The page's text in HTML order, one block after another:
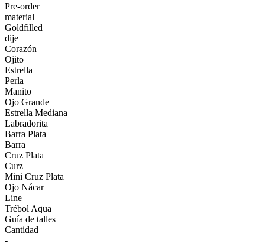
Pre-order
material
Goldfilled
dije
Corazón
Ojito
Estrella
Perla
Manito
Ojo Grande
Estrella Mediana
Labradorita
Barra Plata
Barra
Cruz Plata
Curz
Mini Cruz Plata
Ojo Nácar
Line
Trébol Aqua
Guía de talles
Cantidad
-